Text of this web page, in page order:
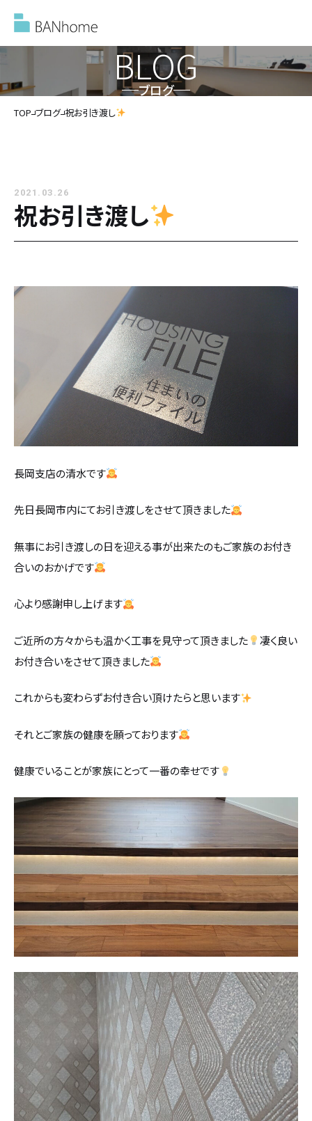
イベント情報
施工事例
バンホームの家づくり
バンホームの家づくり
保証・アフターメンテナンス
フルオーダー住宅
スタッフ紹介
お知らせ
ブログ
住宅の無料相談会
カタログ請求
不動産情報
無料相談 イベント 資料請求
BLOG
ブログ
TOP ブログ 祝お引き渡し
2021.03.26
祝お引き渡し
長岡支店の清水です
先日長岡市内にてお引き渡しをさせて頂きました
無事にお引き渡しの日を迎える事が出来たのもご家族のお付き
合いのおかげです
心より感謝申し上げます
ご近所の方々からも温かく工事を見守って頂きました
凄く良い
お付き合いをさせて頂きました
これからも変わらずお付き合い頂けたらと思います
それとご家族の健康を願っております
健康でいることが家族にとって一番の幸せです